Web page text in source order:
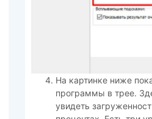
На картинке ниже
программы в трее.
увидеть